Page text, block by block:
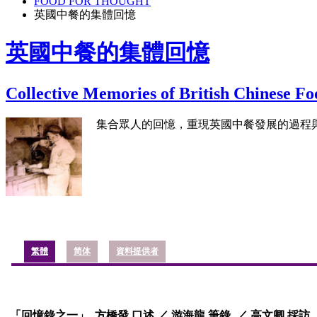
英國中餐的集體回憶
英國中餐的集體回憶
Collective Memories of British Chinese
集合眾人的回憶，重現英國中餐發展的過程
繁體 简体 資料提供者